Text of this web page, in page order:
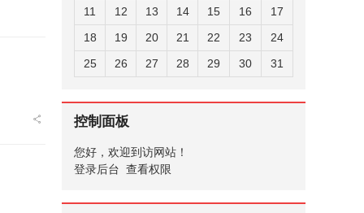
11
12 13 14 15 16
17
18
19 20 21 22 23
24
25
26 27 28 29 30 31
控制面板
您好，欢迎到访网站！
登录后台 查看权限